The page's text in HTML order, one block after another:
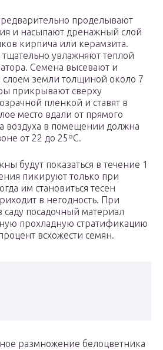
проделывают
и насыпают дренажный слой
кирпича или керамзита.
тщательно увлажняют теплой
Семена высевают и
земли толщиной около 7
прикрывают сверху
пленкой и ставят в
место вдали от прямого
воздуха в помещении должна
от 22 до 25ºС.
будут показаться в течение 1
пикируют только при
им становиться тесен
в негодность. При
посадочный материал
прохладную стратификацию
всхожести семян.
размножение белоцветника